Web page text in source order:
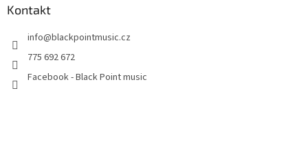
Kontakt
info@blackpointmusic.cz
775 692 672
Facebook - Black Point music